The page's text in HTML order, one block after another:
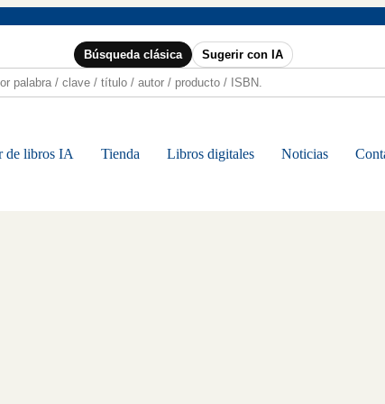
Búsqueda clásica Sugerir con IA
de libros IA Tienda Libros digitales Noticias